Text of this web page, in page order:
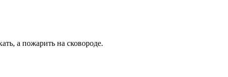
а пожарить на сковороде.